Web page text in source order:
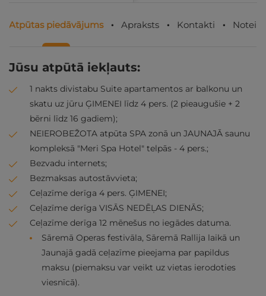
Atpūtas piedāvājums Apraksts Kontakti
Jūsu atpūtā iekļauts:
1 nakts divistabu Suite apartamentos ar balkonu un
skatu uz jūru ĢIMENEI līdz 4 pers. (2 pieaugušie + 2
bērni līdz 16 gadiem);
NEIEROBEŽOTA atpūta SPA zonā un JAUNAJĀ saunu
kompleksā "Meri Spa Hotel" telpās - 4 pers.;
Bezvadu internets;
Bezmaksas autostāvvieta;
Ceļazīme derīga 4 pers. ĢIMENEI;
Ceļazīme derīga VISĀS NEDĒĻAS DIENĀS;
Ceļazīme derīga 12 mēnešus no iegādes datuma.
Sāremā Operas festivāla, Sāremā Rallija laikā un
Jaunajā gadā ceļazīme pieejama par papildus
maksu (piemaksu var veikt uz vietas ierodoties
viesnīcā).